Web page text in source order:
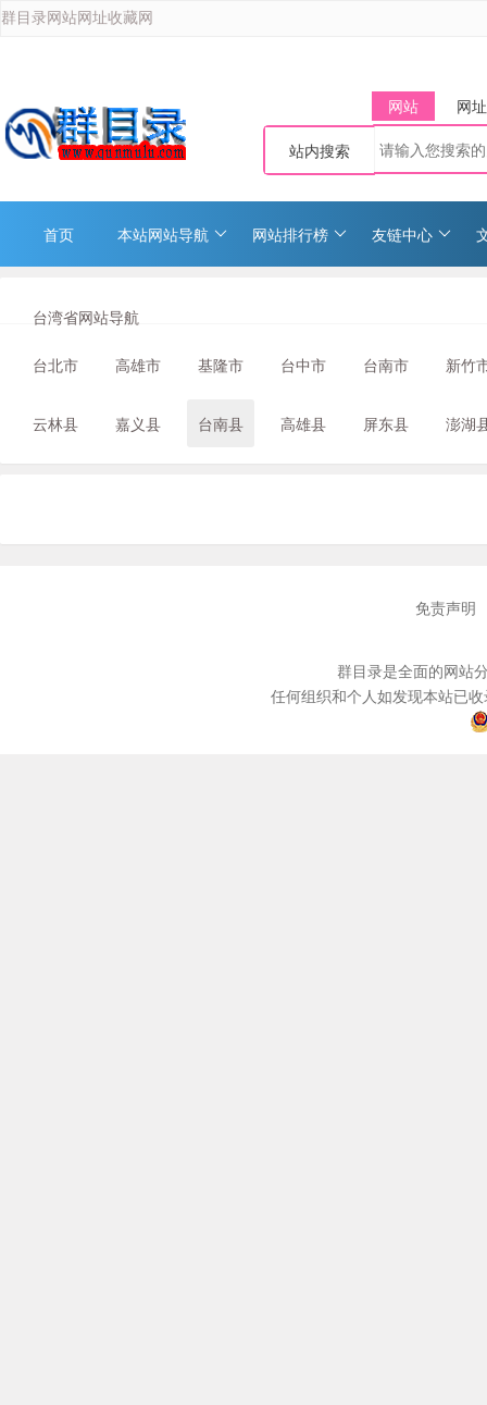
群目录网站网址收藏网
网站 网址
站内搜索
首页 本站网站导航 网站排行榜 友链中心
台湾省网站导航
台北市 高雄市 基隆市 台中市 台南市 新竹
云林县 嘉义县 台南县 高雄县 屏东县 澎湖
免责声明
群目录是全面的网站
任何组织和个人如发现本站已